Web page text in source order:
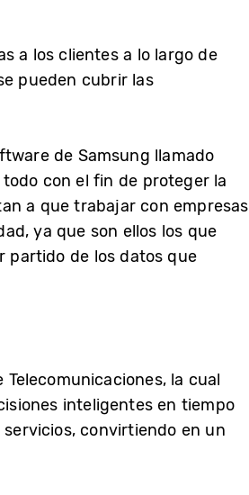
a los clientes a lo largo de
pueden cubrir las
de Samsung llamado
con el fin de proteger la
a que trabajar con empresas
ya que son ellos los que
partido de los datos que
la cual
inteligentes en tiempo
convirtiendo en un